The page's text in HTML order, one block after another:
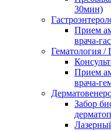
30мин)
Прием
врача-
Гематология /
Прием
врача-
Забор